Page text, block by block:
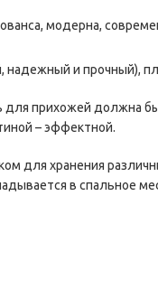
модерна,
и прочный),
для прихожей должна
– эффектной.
для хранения
в спальное